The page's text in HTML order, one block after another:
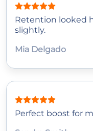
Retention looked
slightly.
Mia Delgado
Perfect boost for